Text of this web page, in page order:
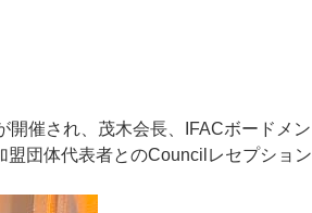
催され、茂木会長、IFACボードメン
団体代表者とのCouncilレセプション